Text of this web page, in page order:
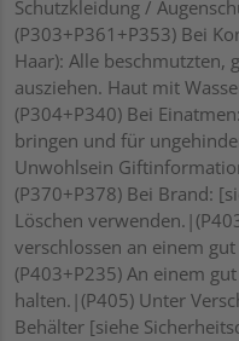
Schutzkleidung /
(P303+P361+P353) Bei
Haar): Alle beschmutzten,
ausziehen. Haut mit
(P304+P340) Bei
bringen und für
Unwohlsein
(P370+P378) Bei Brand:
Löschen
verschlossen an einem
(P403+P235) An einem
halten.|(P405) Unter
Behälter [siehe